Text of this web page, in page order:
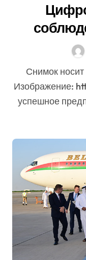
Снимок носит иллюстративный характер.
Изображение:
успешное